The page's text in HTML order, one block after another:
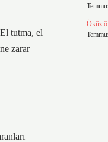
tutma, el
zarar
Öküz